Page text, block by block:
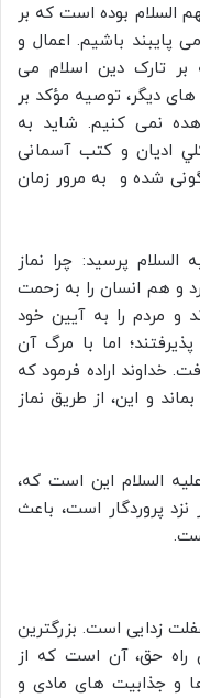
السلام بوده است که بر
پایبند باشیم. اعمال و
تارک دین اسلام می
ديگر، توصیه مؤکد بر
نمی کنیم. شاید به
اديان و کتب آسمانی
شده و به مرور زمان
علیه السلام پرسيد: چرا نماز
و هم انسان را به زحمت
و مردم را به آيين خود
اما با مرگ آن
خداوند اراده فرمود كه
و اين، از طريق نماز
السلام این است که،
نزد پروردگار است، باعث
زدایی است. بزرگترين
راه حق، آن است که از
و جذابیت های مادی و